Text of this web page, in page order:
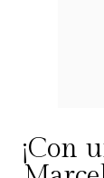
¡Con